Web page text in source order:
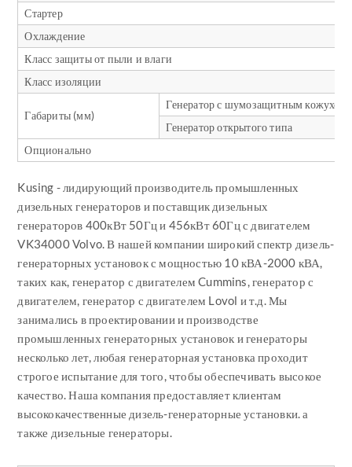
Стартер
Охлаждение
Класс защиты от пыли и влаги
Класс изоляции
Габариты (мм)
Генератор с шумозащитным кожухом
Генератор открытого типа
Опционально
Kusing - лидирующий производитель промышленных
дизельных генераторов и поставщик дизельных
генераторов 400кВт 50Гц и 456кВт 60Гц с двигателем
VK34000 Volvo. В нашей компании широкий спектр дизель-
генераторных установок с мощностью 10 кВА-2000 кВА,
таких как, генератор с двигателем Cummins, генератор с
двигателем, генератор с двигателем Lovol и т.д. Мы
занимались в проектировании и производстве
промышленных генераторных установок и генераторы
несколько лет, любая генераторная установка проходит
строгое испытание для того, чтобы обеспечивать высокое
качество. Наша компания предоставляет клиентам
высококачественные дизель-генераторные установки. а
также дизельные генераторы.